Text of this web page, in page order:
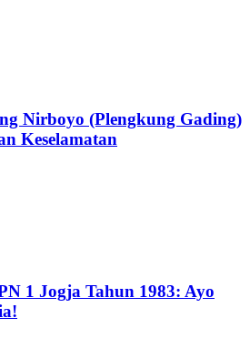
Nirboyo (Plengkung Gading)
Keselamatan
1 Jogja Tahun 1983: Ayo